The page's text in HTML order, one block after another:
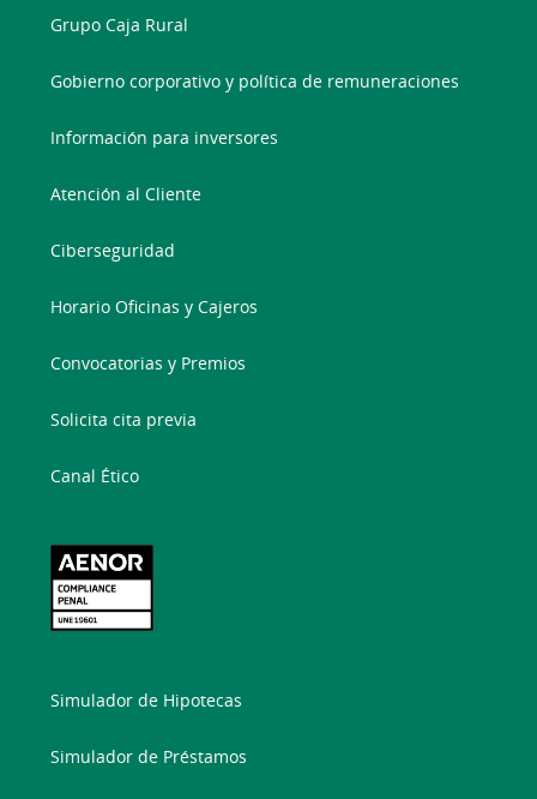
Grupo Caja Rural
Gobierno corporativo y política de remuneraciones
Información para inversores
Atención al Cliente
Ciberseguridad
Horario Oficinas y Cajeros
Convocatorias y Premios
Solicita cita previa
Canal Ético
Simulador de Hipotecas
Simulador de Préstamos